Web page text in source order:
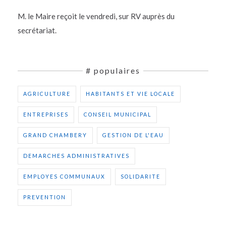
M. le Maire reçoit le vendredi, sur RV auprès du
secrétariat.
# populaires
AGRICULTURE HABITANTS ET VIE LOCALE
ENTREPRISES CONSEIL MUNICIPAL
GRAND CHAMBERY GESTION DE L'EAU
DEMARCHES ADMINISTRATIVES
EMPLOYES COMMUNAUX SOLIDARITE
PREVENTION